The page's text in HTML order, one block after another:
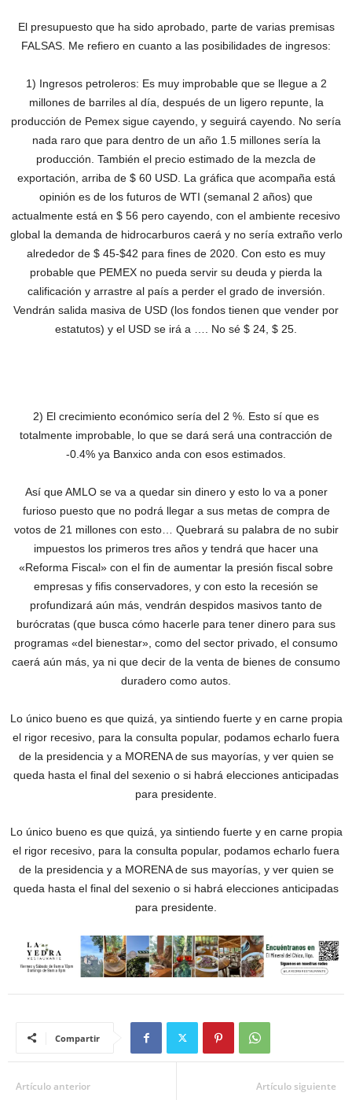
El presupuesto que ha sido aprobado, parte de varias premisas
FALSAS. Me refiero en cuanto a las posibilidades de ingresos:
1) Ingresos petroleros: Es muy improbable que se llegue a 2
millones de barriles al día, después de un ligero repunte, la
producción de Pemex sigue cayendo, y seguirá cayendo. No sería
nada raro que para dentro de un año 1.5 millones sería la
producción. También el precio estimado de la mezcla de
exportación, arriba de $ 60 USD. La gráfica que acompaña está
opinión es de los futuros de WTI (semanal 2 años) que
actualmente está en $ 56 pero cayendo, con el ambiente recesivo
global la demanda de hidrocarburos caerá y no sería extraño verlo
alrededor de $ 45-$42 para fines de 2020. Con esto es muy
probable que PEMEX no pueda servir su deuda y pierda la
calificación y arrastre al país a perder el grado de inversión.
Vendrán salida masiva de USD (los fondos tienen que vender por
estatutos) y el USD se irá a …. No sé $ 24, $ 25.
2) El crecimiento económico sería del 2 %. Esto sí que es
totalmente improbable, lo que se dará será una contracción de
-0.4% ya Banxico anda con esos estimados.
Así que AMLO se va a quedar sin dinero y esto lo va a poner
furioso puesto que no podrá llegar a sus metas de compra de
votos de 21 millones con esto… Quebrará su palabra de no subir
impuestos los primeros tres años y tendrá que hacer una
«Reforma Fiscal» con el fin de aumentar la presión fiscal sobre
empresas y fifis conservadores, y con esto la recesión se
profundizará aún más, vendrán despidos masivos tanto de
burócratas (que busca cómo hacerle para tener dinero para sus
programas «del bienestar», como del sector privado, el consumo
caerá aún más, ya ni que decir de la venta de bienes de consumo
duradero como autos.
Lo único bueno es que quizá, ya sintiendo fuerte y en carne propia
el rigor recesivo, para la consulta popular, podamos echarlo fuera
de la presidencia y a MORENA de sus mayorías, y ver quien se
queda hasta el final del sexenio o si habrá elecciones anticipadas
para presidente.
Lo único bueno es que quizá, ya sintiendo fuerte y en carne propia
el rigor recesivo, para la consulta popular, podamos echarlo fuera
de la presidencia y a MORENA de sus mayorías, y ver quien se
queda hasta el final del sexenio o si habrá elecciones anticipadas
para presidente.
Compartir
Artículo anterior Artículo siguiente